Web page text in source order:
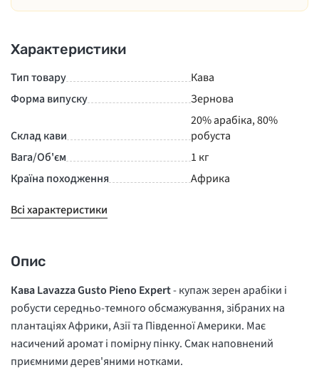
Характеристики
Тип товару
Кава
Форма випуску
Зернова
Склад кави
20% арабіка, 80%
робуста
Вага/Об'єм
1 кг
Країна походження
Африка
Всі характеристики
Опис
Кава Lavazza Gusto Pieno Expert- купаж зерен арабіки і
робусти середньо-темного обсмажування, зібраних на
плантаціях Африки, Азії та Південної Америки. Має
насичений аромат і помірну пінку. Смак наповнений
приємними дерев'яними нотками.